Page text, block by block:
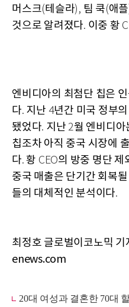
머스크(테슬라), 팀 쿡(애플
것으로 알려졌다. 이중 황
엔비디아의 최첨단 칩은
다. 지난 4년간 미국 정부의
됐었다. 지난 2월 엔비디아
칩조차 아직 중국 시장에
다.황 CEO의 방중 명단제
중국 매출은 단기간 회복될
들의 대체적인 분석이다.
최정호 글로벌이코노믹
enews.com